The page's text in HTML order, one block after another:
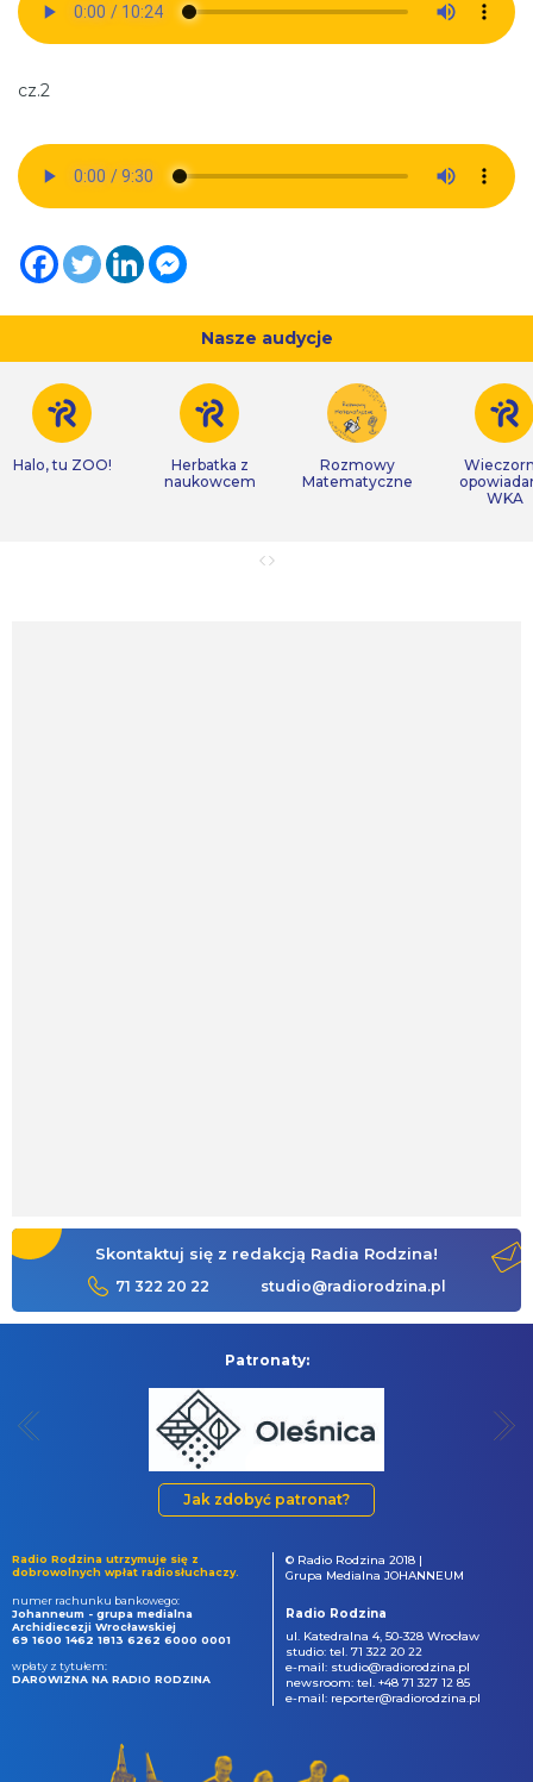
cz.2
Nasze audycje
Halo, tu ZOO!
Herbatka z
naukowcem
Rozmowy
Matematyczne
WKA
Skontaktuj się z redakcją Radia Rodzina!
71 322 20 22 studio@radiorodzina.pl
Patronaty:
Jak zdobyć patronat?
Radio Rodzina utrzymuje się z
dobrowolnych wpłat radiosłuchaczy.
numer rachunku bankowego:
Johanneum - grupa medialna
Archidiecezji Wrocławskiej
69 1600 1462 1813 6262 6000 0001
wpłaty z tytułem:
DAROWIZNA NA RADIO RODZINA
© Radio Rodzina 2018 |
Grupa Medialna JOHANNEUM
Radio Rodzina
ul. Katedralna 4, 50-328 Wrocław
studio: tel. 71 322 20 22
e-mail: studio@radiorodzina.pl
newsroom: tel. +48 71 327 12 85
e-mail: reporter@radiorodzina.pl